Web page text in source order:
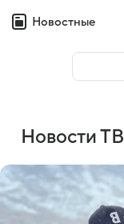
Новостные
Новости ТВ